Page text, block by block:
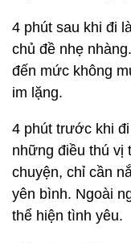
4 phút sau khi đi
chủ đề nhẹ
đến mức không
im lặng.
4 phút trước khi
những điều thú vị
chuyện, chỉ cần
yên bình. Ngoài
thể hiện tình yêu.